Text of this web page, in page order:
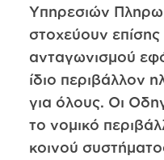
Υπηρεσιών
στοχεύουν
ανταγωνισμού
ίδιο περιβάλλον
για όλους. Οι
το νομικό
κοινού